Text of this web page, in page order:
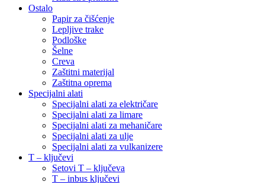
Ostalo
Papir za čišćenje
Lepljive trake
Podloške
Šelne
Creva
Zaštitni materijal
Zaštitna oprema
Specijalni alati
Specijalni alati za električare
Specijalni alati za limare
Specijalni alati za mehaničare
Specijalni alati za ulje
Specijalni alati za vulkanizere
T – ključevi
Setovi T – ključeva
T – inbus ključevi